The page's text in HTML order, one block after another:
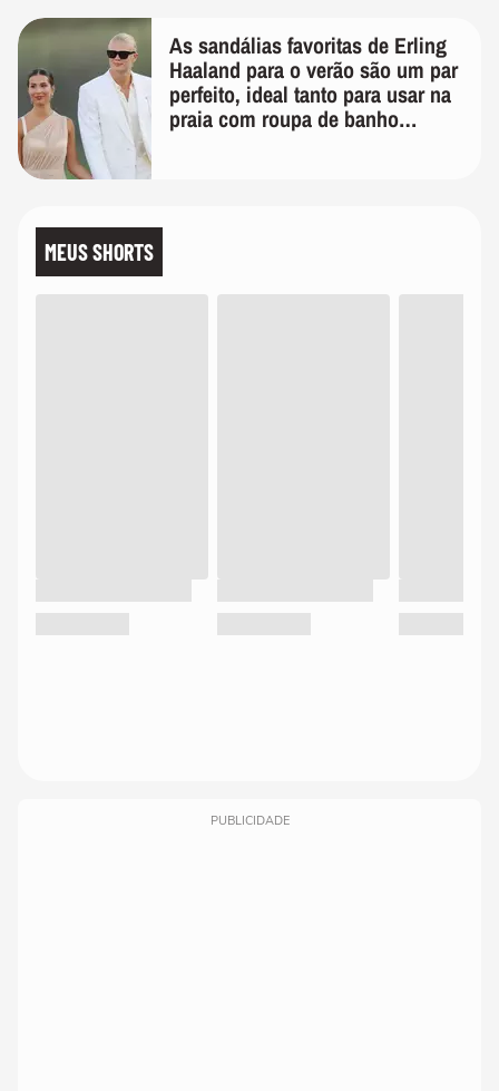
As sandálias favoritas de Erling
Haaland para o verão são um par
perfeito, ideal tanto para usar na
praia com roupa de banho
MEUS SHORTS
PUBLICIDADE